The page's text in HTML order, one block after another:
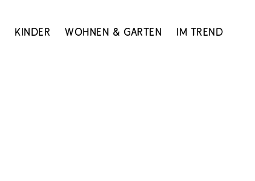
Kinder Wohnen & Garten Im Trend